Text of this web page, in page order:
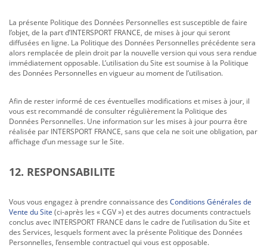
La présente Politique des Données Personnelles est susceptible de faire
l’objet, de la part d’INTERSPORT FRANCE, de mises à jour qui seront
diffusées en ligne. La Politique des Données Personnelles précédente sera
alors remplacée de plein droit par la nouvelle version qui vous sera rendue
immédiatement opposable. L’utilisation du Site est soumise à la Politique
des Données Personnelles en vigueur au moment de l’utilisation.
Afin de rester informé de ces éventuelles modifications et mises à jour, il
vous est recommandé de consulter régulièrement la Politique des
Données Personnelles. Une information sur les mises à jour pourra être
réalisée par INTERSPORT FRANCE, sans que cela ne soit une obligation, par
affichage d’un message sur le Site.
12. RESPONSABILITE
Vous vous engagez à prendre connaissance des Conditions Générales de
Vente du Site (ci-après les « CGV ») et des autres documents contractuels
conclus avec INTERSPORT FRANCE dans le cadre de l’utilisation du Site et
des Services, lesquels forment avec la présente Politique des Données
Personnelles, l’ensemble contractuel qui vous est opposable.